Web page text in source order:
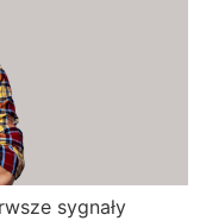
sygnały